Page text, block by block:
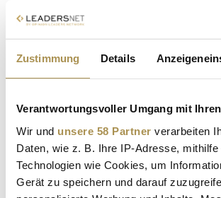
Zustimmung Details
Verantwortungsvoller Umgang mit
Wir und unsere 58 Partner verarbeiten
Daten, wie z. B. Ihre IP-Adresse, mithilfe
Technologien wie Cookies, um
Gerät zu speichern und darauf